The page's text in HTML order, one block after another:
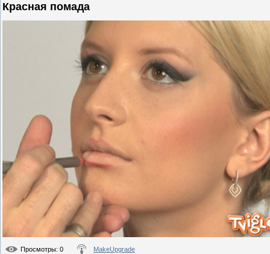
Красная помада
Просмотры: 0 MakeUpgrade